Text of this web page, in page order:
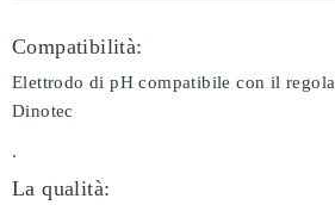
Compatibilità:
Elettrodo di pH compatibile con il
Dinotec
.
La qualità: